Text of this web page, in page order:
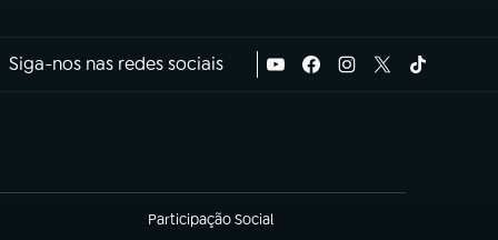
Siga-nos nas redes sociais
Participação Social
(abre em nova aba)